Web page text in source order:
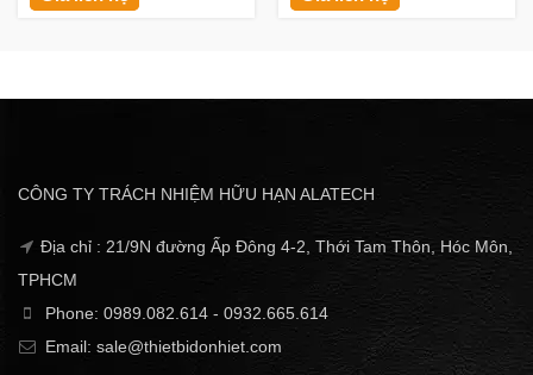
CÔNG TY TRÁCH NHIỆM HỮU HẠN ALATECH
Địa chỉ : 21/9N đường Ấp Đông 4-2, Thới Tam Thôn, Hóc Môn,
TPHCM
Phone: 0989.082.614 - 0932.665.614
Email: sale@thietbidonhiet.com